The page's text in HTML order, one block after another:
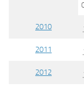
2010
2011
2012